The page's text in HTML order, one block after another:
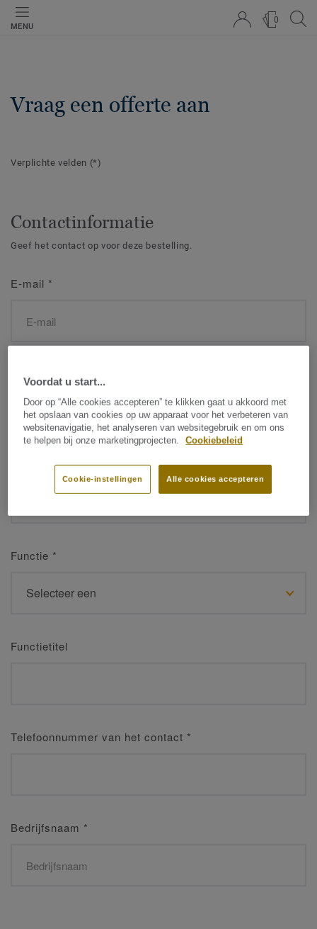
MENU
0
Vraag een offerte aan
Verplichte velden (*)
Contactinformatie
Geef het contact op voor deze bestelling.
E-mail *
Naam
Achternaam*
Functie *
Functietitel
Telefoonnummer van het contact *
Bedrijfsnaam *
Voordat u start...
Door op “Alle cookies accepteren” te klikken gaat u akkoord met
het opslaan van cookies op uw apparaat voor het verbeteren van
websitenavigatie, het analyseren van websitegebruik en om ons
te helpen bij onze marketingprojecten.
Cookiebeleid
Alle cookies accepteren
Cookie-instellingen